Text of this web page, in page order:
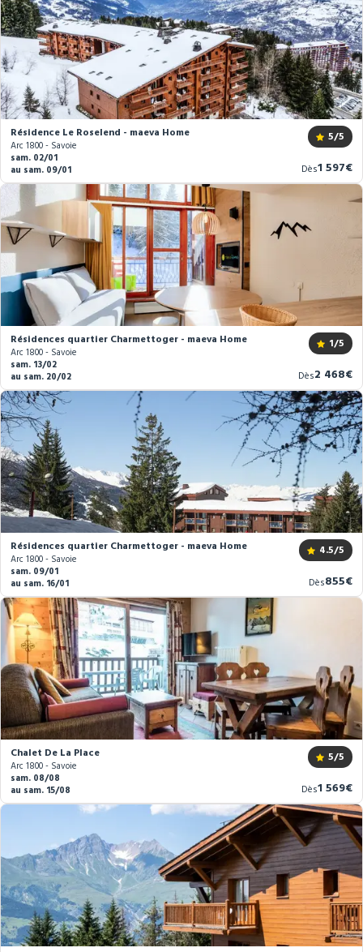
Résidence Le Roselend - maeva Home
Arc 1800 - Savoie
5/5
sam. 02/01
au sam. 09/01
Dès
prix
1 597€
Résidences quartier Charmettoger - maeva Home
Arc 1800 - Savoie
1/5
sam. 13/02
au sam. 20/02
DèsNouveau
prix
2 468€
Résidences quartier Charmettoger - maeva Home
Arc 1800 - Savoie
4.5/5
sam. 09/01
au sam. 16/01
Dès
prix
855€
Chalet De La Place
Arc 1800 - Savoie
5/5
sam. 08/08
au sam. 15/08
Dès
prix
1 569€